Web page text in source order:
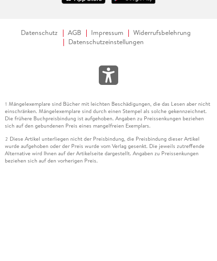
Datenschutz AGB Impressum
Widerrufsbelehrung
Datenschutzeinstellungen
1 Mängelexemplare sind Bücher mit leichten Beschädigungen, die das Lesen aber nicht
einschränken. Mängelexemplare sind durch einen Stempel als solche gekennzeichnet.
Die frühere Buchpreisbindung ist aufgehoben. Angaben zu Preissenkungen beziehen
sich auf den gebundenen Preis eines mangelfreien Exemplars.
2 Diese Artikel unterliegen nicht der Preisbindung, die Preisbindung dieser Artikel
wurde aufgehoben oder der Preis wurde vom Verlag gesenkt. Die jeweils zutreffende
Alternative wird Ihnen auf der Artikelseite dargestellt. Angaben zu Preissenkungen
beziehen sich auf den vorherigen Preis.